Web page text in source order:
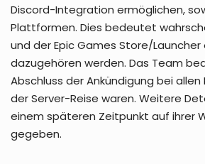
Discord-Integration ermöglichen,
Plattformen. Dies bedeutet
und der Epic Games Store/
dazugehören werden. Das Team
Abschluss der Ankündigung bei allen
der Server-Reise waren. Weitere
einem späteren Zeitpunkt auf ihrer
gegeben.